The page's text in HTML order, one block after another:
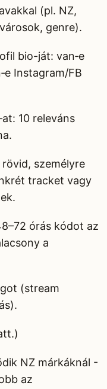
(pl. NZ,
genre).
bio-ját: van‑e
Instagram/FB
10 releváns
személyre
tracket vagy
órás kódot az
a
(stream
NZ márkáknál -
az